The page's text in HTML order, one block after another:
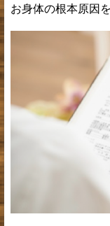
お身体の根本原因